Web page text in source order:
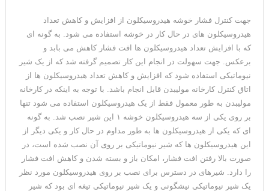
جهت کنترل فشار خوشه هیدروسیکلون از افزایش و کاهش تعداد
هیدروسیکلون های در حال کار در خوشه استفاده می شود. به گونه ای
که با افزایش تعداد هیدروسیکلون ها افت فشار کاهش می بابد و
برعکس. جهت سهولت در انجام این کار تصمیم گرفته شد که از یک شیر
نیوماتیکی استفاده شود که افزایش و کاهش تعداد هیدروسیکلون ها از
اتاق کنترل کارخانه مولیبدن قابل انجام باشد. با توجه به اینکه در کارخانه
مولیبدن به طور معمول فقط از یک هیدروسیکلون استفاده می شود تنها
بر روی یکی از سه هیدروسیکلون خوشه ۱ این شیر نصب شد. به گونه
ای که یکی از هیدروسیکلون ها به طور مداوم در حال کار و یکی دیگر از
این هیدروسیکلون ها که شیر نیوماتیکی بر روی آن نصب شده است، در
صورت بالا رفتن افت فشار، امکان باز و بسته شدن و کاهش افت فشار
را دارد. شیرهای در دسترس برای نصب بر روی هیدروسیکلون مورد نظر
یک شیر نیوماتیکی نیشگونی و یک شیر نیوماتیکی تیغه ای بود که شیر